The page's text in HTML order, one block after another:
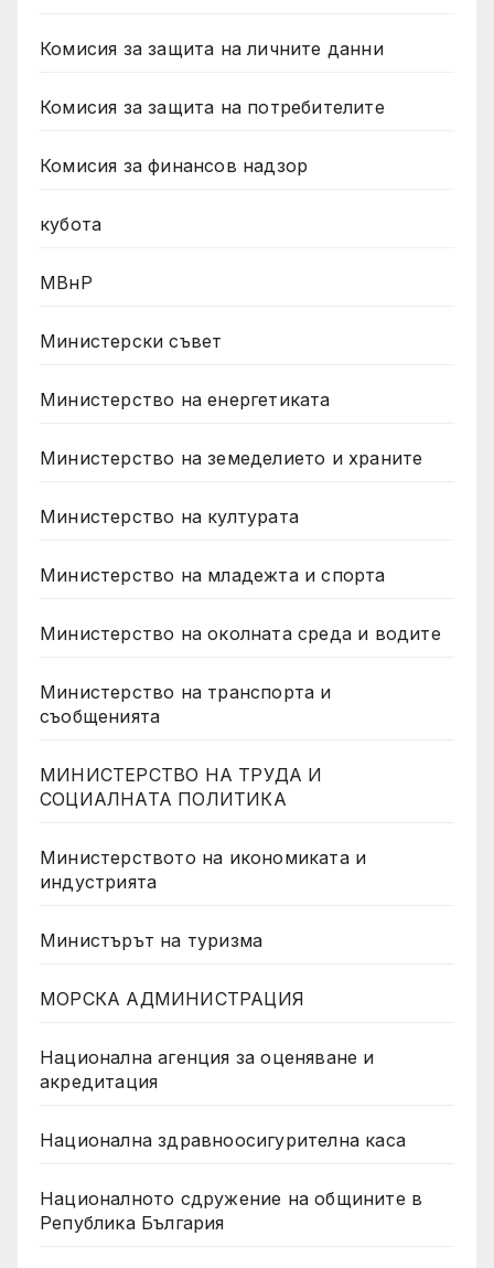
Комисия за защита на личните данни
Комисия за защита на потребителите
Комисия за финансов надзор
кубота
МВнР
Министерски съвет
Министерство на енергетиката
Министерство на земеделието и храните
Министерство на културата
Министерство на младежта и спорта
Министерство на околната среда и водите
Министерство на транспорта и
съобщенията
МИНИСТЕРСТВО НА ТРУДА И
СОЦИАЛНАТА ПОЛИТИКА
Министерството на икономиката и
индустрията
Министърът на туризма
МОРСКА АДМИНИСТРАЦИЯ
Национална агенция за оценяване и
акредитация
Национална здравноосигурителна каса
Националното сдружение на общините в
Република България